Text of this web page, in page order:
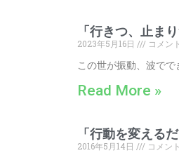
「行きつ、止ま
2023年5月16日
コメン
この世が振動、波で
Read More »
「行動を変える
2016年5月14日
コメン